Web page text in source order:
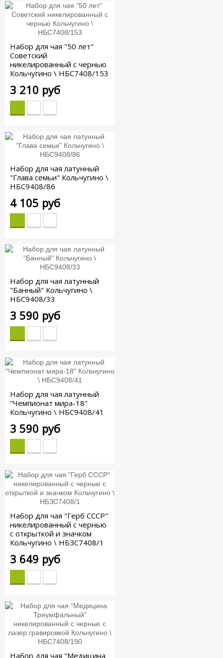
Набор для чая "50 лет"
Советский
никелированный с чернью
Кольчугино \ НБС7408/153
3 210 руб
Набор для чая латунный
"Глава семьи" Кольчугино \
НБС9408/86
4 105 руб
Набор для чая латунный
"Банный" Кольчугино \
НБС9408/33
3 590 руб
Набор для чая латунный
"Чемпионат мира-18"
Кольчугино \ НБС9408/41
3 590 руб
Набор для чая "Герб СССР"
никелированный с чернью
с открыткой и значком
Кольчугино \ НБЗС7408/1
3 649 руб
Набор для чая "Медицина